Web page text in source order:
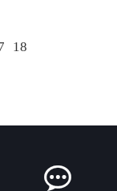
18

告法》，尽力规范用
将立即更正；相关内容